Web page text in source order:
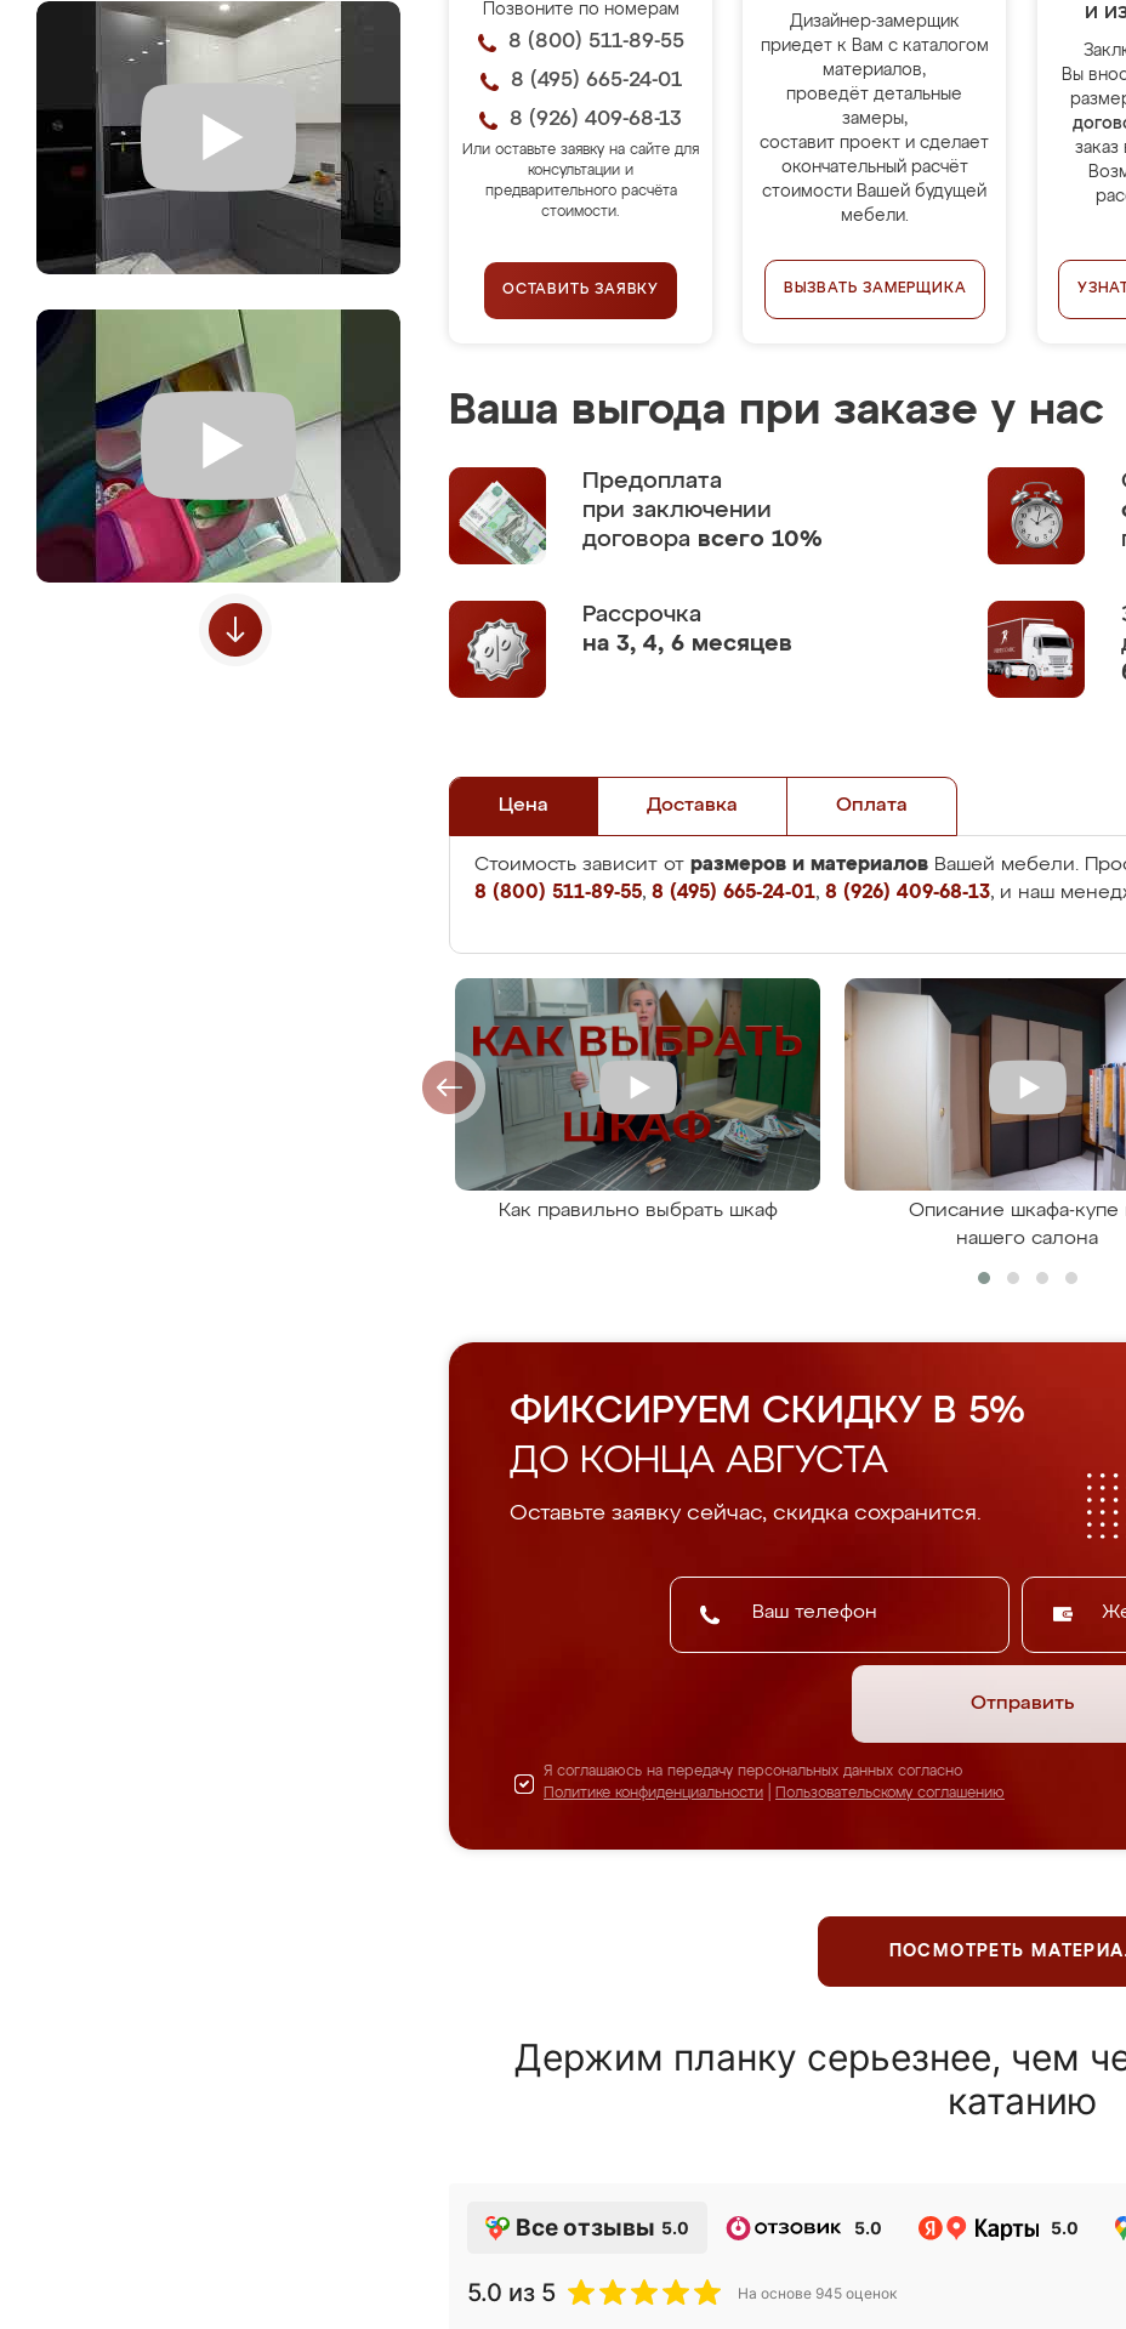
Позвоните по номерам
8 (800) 511-89-55
8 (495) 665-24-01
8 (926) 409-68-13
Или оставьте заявку на сайте для
консультации и
предварительного расчёта
стоимости.
ОСТАВИТЬ ЗАЯВКУ
Дизайнер-замерщик
приедет к Вам с каталогом
материалов,
проведёт детальные
замеры,
составит проект и сделает
окончательный расчёт
стоимости Вашей будущей
мебели.
ВЫЗВАТЬ ЗАМЕРЩИКА
и
Вы
Ваша выгода при заказе у нас
Предоплата
при заключении
договора всего 10%
Рассрочка
на 3, 4, 6 месяцев
Цена Доставка Оплата
Стоимость зависит от размеров и материалов Вашей мебели.
8 (800) 511-89-55, 8 (495) 665-24-01, 8 (926) 409-68-13, и наш
Как правильно выбрать шкаф
Описание шкафа-купе
нашего салона
ФИКСИРУЕМ СКИДКУ В 5%
ДО КОНЦА АВГУСТА
Оставьте заявку сейчас, скидка сохранится.
Отправить
Я соглашаюсь на передачу персональных данных согласно
Политике конфиденциальности
Пользовательскому соглашению
ПОСМОТРЕТЬ
Держим планку серьезнее, чем
катанию
Все отзывы 5.0 5.0 5.0
5.0 из 5 На основе 945 оценок